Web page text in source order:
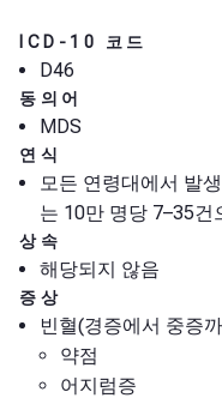
ICD-10 코드
D46
동의어
MDS
연식
모든 연령대에서 발
는 10만 명당 7–35
상속
해당되지 않음
증상
빈혈(경증에서 중증
약점
어지럼증